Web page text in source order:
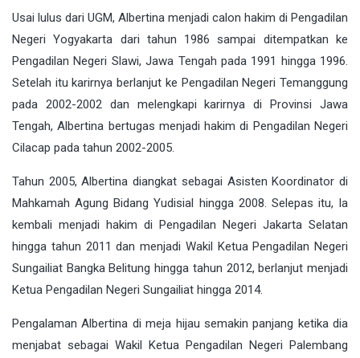
Usai lulus dari UGM, Albertina menjadi calon hakim di Pengadilan
Negeri Yogyakarta dari tahun 1986 sampai ditempatkan ke
Pengadilan Negeri Slawi, Jawa Tengah pada 1991 hingga 1996.
Setelah itu karirnya berlanjut ke Pengadilan Negeri Temanggung
pada 2002-2002 dan melengkapi karirnya di Provinsi Jawa
Tengah, Albertina bertugas menjadi hakim di Pengadilan Negeri
Cilacap pada tahun 2002-2005.
Tahun 2005, Albertina diangkat sebagai Asisten Koordinator di
Mahkamah Agung Bidang Yudisial hingga 2008. Selepas itu, Ia
kembali menjadi hakim di Pengadilan Negeri Jakarta Selatan
hingga tahun 2011 dan menjadi Wakil Ketua Pengadilan Negeri
Sungailiat Bangka Belitung hingga tahun 2012, berlanjut menjadi
Ketua Pengadilan Negeri Sungailiat hingga 2014.
Pengalaman Albertina di meja hijau semakin panjang ketika dia
menjabat sebagai Wakil Ketua Pengadilan Negeri Palembang